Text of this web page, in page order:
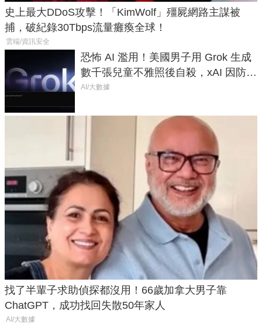
史上最大DDoS攻擊！「KimWolf」殭屍網路主謀被
捕，破紀錄30Tbps流量癱瘓全球！
雲端/資訊安全
恐怖 AI 濫用！美國男子用 Grok 生成
數千張兒童不雅照後自殺，xAI 因防護
失靈與不配合警方遭起訴
AI/大數據
找了半輩子求助偵探都沒用！66歲加拿大男子靠
ChatGPT，成功找回失散50年家人
AI/大數據